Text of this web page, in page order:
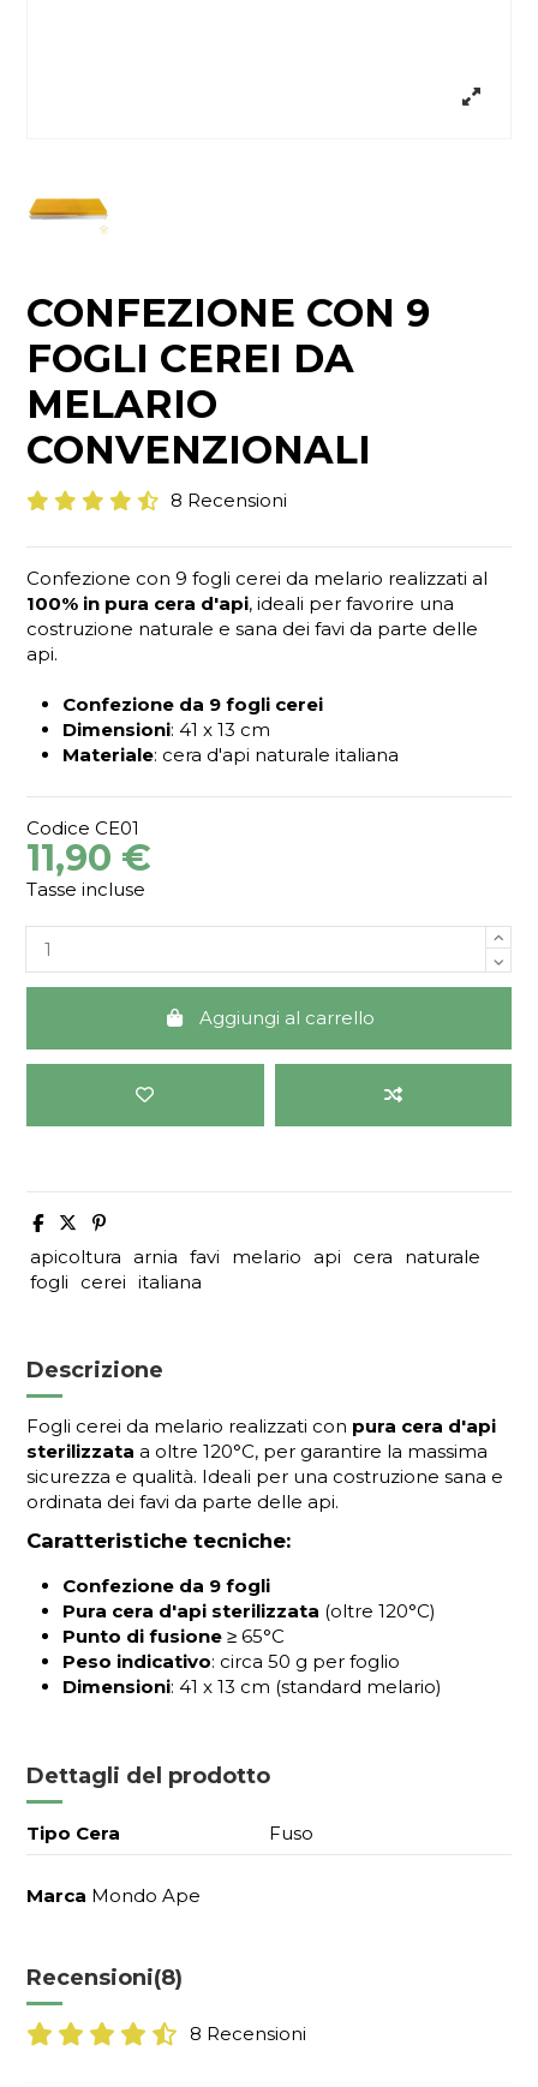
CONFEZIONE CON 9
FOGLI CEREI DA
MELARIO
CONVENZIONALI
8 Recensioni
Confezione con 9 fogli cerei da melario realizzati al
100% in pura cera d'api, ideali per favorire una
costruzione naturale e sana dei favi da parte delle
api.
Confezione da 9 fogli cerei
Dimensioni: 41 x 13 cm
Materiale: cera d'api naturale italiana
Codice CE01
11,90 €
Tasse incluse
Aggiungi al carrello
apicoltura arnia favi melario api cera
naturale
fogli
cerei italiana
Descrizione
Fogli cerei da melario realizzati con pura cera d'api
sterilizzata a oltre 120°C, per garantire la massima
sicurezza e qualità. Ideali per una costruzione sana e
ordinata dei favi da parte delle api.
Caratteristiche tecniche:
Confezione da 9 fogli
Pura cera d'api sterilizzata (oltre 120°C)
Punto di fusione ≥ 65°C
Peso indicativo: circa 50 g per foglio
Dimensioni: 41 x 13 cm (standard melario)
Dettagli del prodotto
Tipo Cera Fuso
Marca Mondo Ape
Recensioni(8)
8 Recensioni